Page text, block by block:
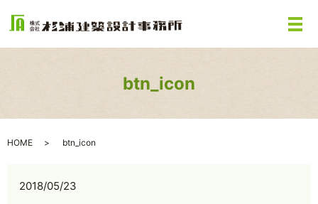
メ
btn_icon
HOME btn_icon
2018/05/23